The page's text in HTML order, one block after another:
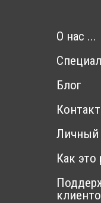
О нас ...
Блог
Личный
Как это